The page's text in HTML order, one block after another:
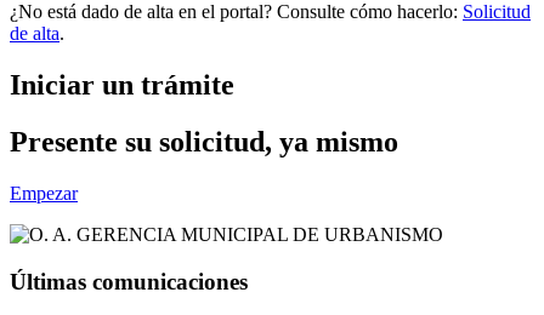
¿No está dado de alta en el portal? Consulte cómo hacerlo: Solicitud
de alta.
Iniciar un trámite
Presente su solicitud, ya mismo
Empezar
Últimas comunicaciones